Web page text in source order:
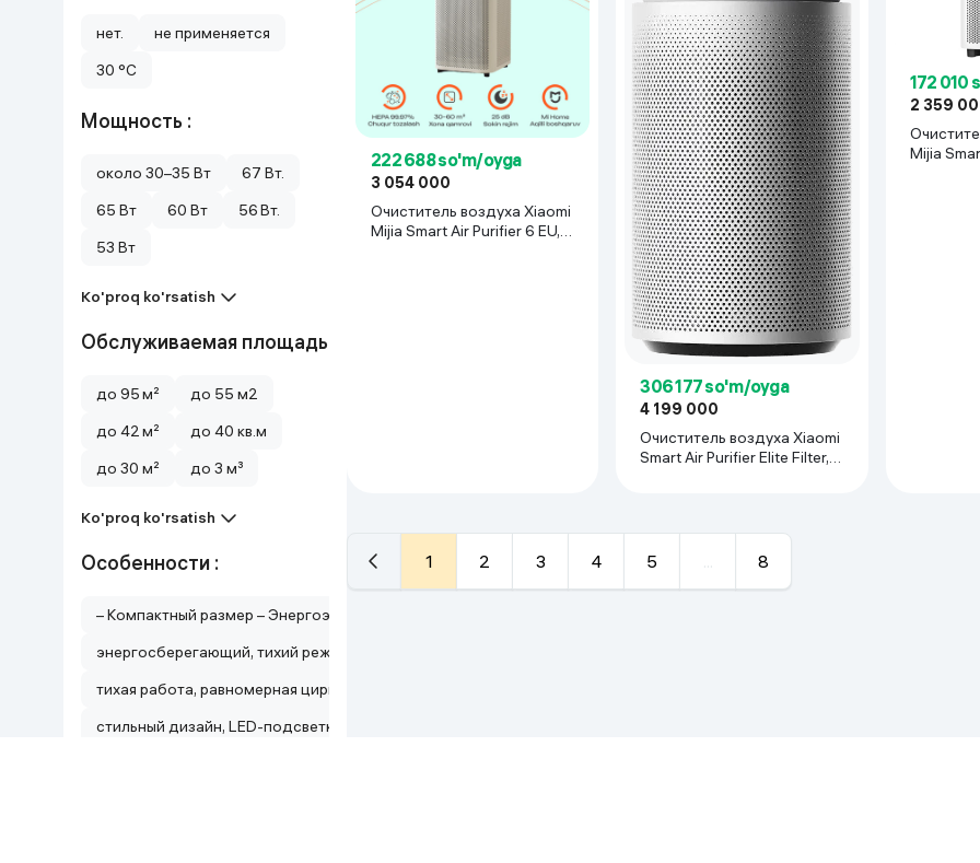
нет.
не применяется
30 °C
Мощность :
около 30–35 Вт
67 Вт.
65 Вт
60 Вт
56 Вт.
53 Вт
Ko'proq ko'rsatish
Обслуживаемая площадь
до 95 м²
до 55 м2
до 42 м²
до 40 кв.м
до 30 м²
до 3 м³
Ko'proq ko'rsatish
Особенности :
– Компактный размер – Энергоэффективность – Подходит для помещений до 48 м²
энергосберегающий, тихий режим работы, управление через сенсорную панель, приложение и голосовые команды,
тихая работа, равномерная циркуляция воздуха на 12 м, оптимальная очистка до 45 м².
стильный дизайн, LED-подсветка, интеллектуальная система Econavi, модуль Nanoe
222 688 so'm/oyga
3 054 000
Очиститель воздуха Xiaomi
Mijia Smart Air Purifier 6 EU,
306 177 so'm/oyga
4 199 000
Очиститель воздуха Xiaomi
Smart Air Purifier Elite Filter,
172 010
2 359
Mijia
1 2 3 4 5 8